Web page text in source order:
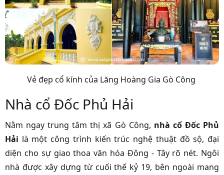
Vẻ đẹp cổ kính của Lăng Hoàng Gia Gò Công
Nhà cổ Đốc Phủ Hải
Nằm ngay trung tâm thị xã Gò Công, nhà cổ Đốc Phủ
Hải là một công trình kiến trúc nghệ thuật đồ sộ, đại
diện cho sự giao thoa văn hóa Đông - Tây rõ nét. Ngôi
nhà được xây dựng từ cuối thế kỷ 19, bên ngoài mang